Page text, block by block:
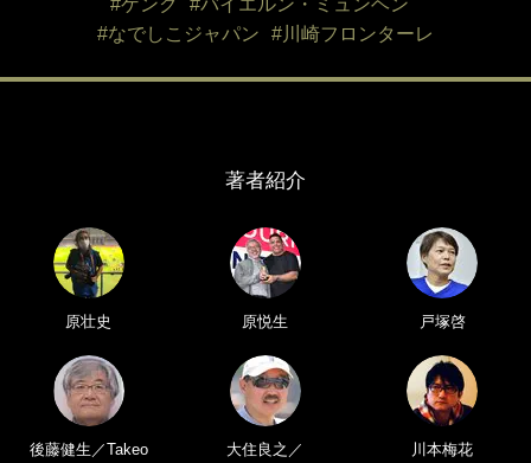
#ゲンク
#バイエルン・ミュンヘン
#なでしこジャパン
#川崎フロンターレ
著者紹介
原壮史 原悦生 戸塚啓
後藤健生／Takeo
大住良之／
川本梅花